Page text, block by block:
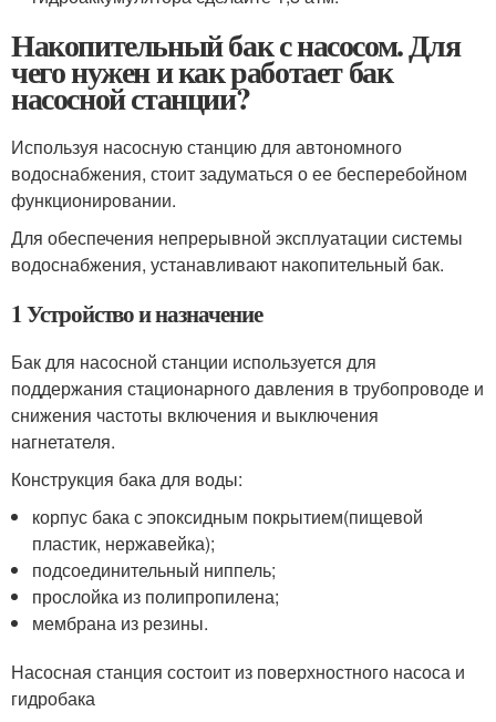
Накопительный бак с насосом. Для
чего нужен и как работает бак
насосной станции?
Используя насосную станцию для автономного
водоснабжения, стоит задуматься о ее бесперебойном
функционировании.
Для обеспечения непрерывной эксплуатации системы
водоснабжения, устанавливают накопительный бак.
1 Устройство и назначение
Бак для насосной станции используется для
поддержания стационарного давления в трубопроводе и
снижения частоты включения и выключения
нагнетателя.
Конструкция бака для воды:
корпус бака с эпоксидным покрытием(пищевой
пластик, нержавейка);
подсоединительный ниппель;
прослойка из полипропилена;
мембрана из резины.
Насосная станция состоит из поверхностного насоса и
гидробака